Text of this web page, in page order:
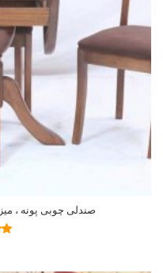
صندلی چوبی پونه ،